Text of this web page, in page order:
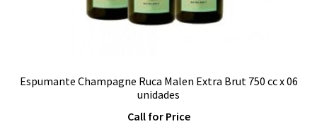
Espumante Champagne Ruca Malen Extra Brut 750 cc x 06
unidades
Call for Price